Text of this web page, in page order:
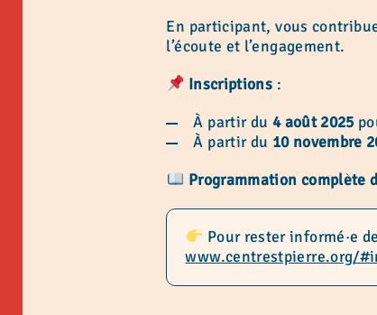
En participant, vous
l’écoute et l’engagement.
Inscriptions :
À partir du 4 août 2025
À partir du 10 novembre
Programmation complète
Pour rester informé·e
www.centrestpierre.org/